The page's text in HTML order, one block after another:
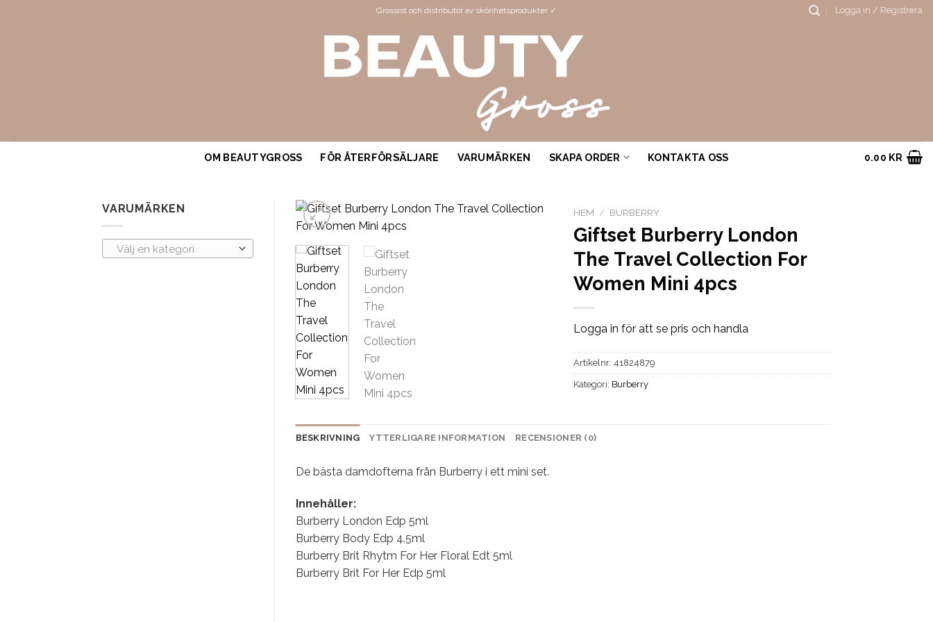
Grossist och distributör av skönhetsprodukter ✓ Logga in / Registrera
OM BEAUTYGROSS FÖR ÅTERFÖRSÄLJARE VARUMÄRKEN SKAPA ORDER KONTAKTA OSS 0.00 KR
VARUMÄRKEN
Välj en kategori
HEM / BURBERRY
Giftset Burberry London
The Travel Collection For
Women Mini 4pcs
Logga in för att se pris och handla
Artikelnr:41824879
Kategori: Burberry
BESKRIVNING YTTERLIGARE INFORMATION RECENSIONER (0)
De bästa damdofterna från Burberry i ett mini set.
Innehåller:
Burberry London Edp 5ml
Burberry Body Edp 4.5ml
Burberry Brit Rhytm For Her Floral Edt 5ml
Burberry Brit For Her Edp 5ml